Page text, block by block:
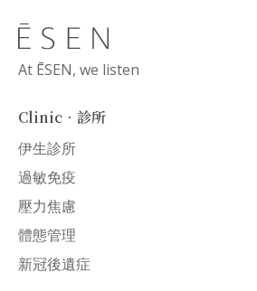
At ĒSEN, we listen
Clinic．診所
伊生診所
過敏免疫
壓力焦慮
體態管理
新冠後遺症